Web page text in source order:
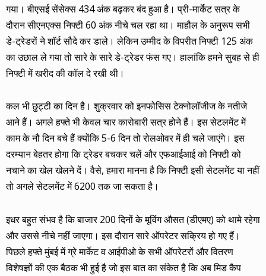
गया। बीएसई सेंसेक्स 434 अंक बढ़कर बंद हुआ है। प्री-मार्केट सत्र के
दौरान सीएनएक्स निफ्टी 60 अंक नीचे चल रहा था। माहौल के अनुरूप सभी
डे-ट्रेडरों ने शॉर्ट सौदे कर डाले। लेकिन उम्मीद के विपरीत निफ्टी 125 अंक
का उछाल ले गया तो सारे के सारे डे-ट्रेडर फंस गए। हालांकि हमने सुबह से ही
निफ्टी में खरीद की कॉल दे रखी थी।
कल भी छुट्टी का दिन है। शुक्रवार को इनफोसिस टेक्नोलॉजीज के नतीजे
आने हैं। अगले हफ्ते भी केवल चार कारोबारी सत्र होने हैं। इस सेटलमेंट में
काम के नौ दिन बचे हैं क्योंकि 5-6 दिन तो रोलओवर में ही चले जाएंगे। इस
दरम्यान बेहतर होगा कि ट्रेडर बचकर चलें और एफआईआई को निफ्टी को
नचाने का खेल खेलने दें। वैसे, हमारा मानना है कि निफ्टी इसी सेटलमेंट या नहीं
तो अगले सेटलमेंट में 6200 तक जा सकता है।
इधर बहुत संभव है कि बाजार 200 दिनों के मूविंग औसत (डीएमए) को थामे रहेगा
और उससे नीचे नहीं जाएगा। इस दौरान सारे ऑपरेटर सक्रिय हो गए हैं।
पिछले हफ्ते मुंबई में ग्रे मार्केट व आईपीओ के सभी ऑपरेटरों और वितरण
विशेषज्ञों की एक बैठक भी हुई है जो इस बात का संकेत है कि अब मिड कैप